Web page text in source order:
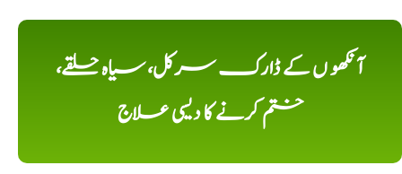
آنکھو ں کے ڈارک سرکل، سیاہ حلقے،
ختم کرنے کا دیسی علاج